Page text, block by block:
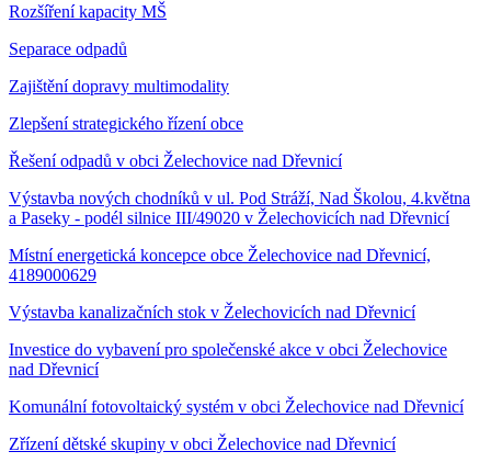
Rozšíření kapacity MŠ
Separace odpadů
Zajištění dopravy multimodality
Zlepšení strategického řízení obce
Řešení odpadů v obci Želechovice nad Dřevnicí
Výstavba nových chodníků v ul. Pod Stráží, Nad Školou, 4.května
a Paseky - podél silnice III/49020 v Želechovicích nad Dřevnicí
Místní energetická koncepce obce Želechovice nad Dřevnicí,
4189000629
Výstavba kanalizačních stok v Želechovicích nad Dřevnicí
Investice do vybavení pro společenské akce v obci Želechovice
nad Dřevnicí
Komunální fotovoltaický systém v obci Želechovice nad Dřevnicí
Zřízení dětské skupiny v obci Želechovice nad Dřevnicí